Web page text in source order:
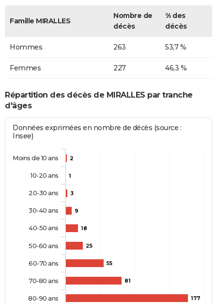
Famille MIRALLES
Nombre de
décès
% des
décès
Hommes 263 53,7 %
Femmes 227 46,3 %
Répartition des décès de MIRALLES par tranche
d'âges
Données exprimées en nombre de décès (source :
Insee)
2
1
3
9
18
25
55
81
177
Moins de 10 ans
10-20 ans
20-30 ans
30-40 ans
40-50 ans
50-60 ans
60-70 ans
70-80 ans
80-90 ans